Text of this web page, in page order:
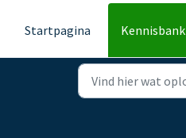
Startpagina
Kennisbank